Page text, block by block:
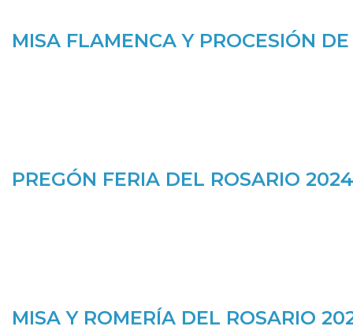
MISA FLAMENCA Y PROCESIÓN
PREGÓN FERIA DEL ROSARIO
MISA Y ROMERÍA DEL ROSARIO